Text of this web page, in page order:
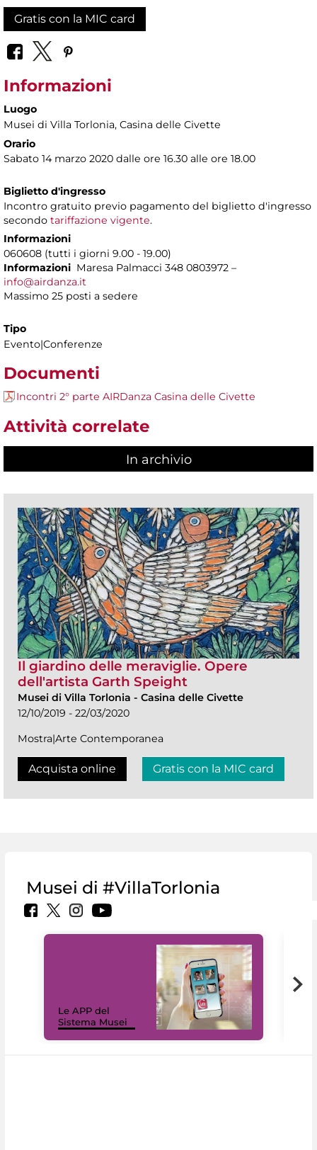
Gratis con la MIC card
Informazioni
Luogo
Musei di Villa Torlonia, Casina delle Civette
Orario
Sabato 14 marzo 2020 dalle ore 16.30 alle ore 18.00
Biglietto d'ingresso
Incontro gratuito previo pagamento del biglietto d'ingresso
secondo tariffazione vigente.
Informazioni
060608 (tutti i giorni 9.00 - 19.00)
Informazioni Maresa Palmacci 348 0803972 –
info@airdanza.it
Massimo 25 posti a sedere
Tipo
Evento|Conferenze
Documenti
Incontri 2° parte AIRDanza Casina delle Civette
Attività correlate
In archivio
Il giardino delle meraviglie. Opere
dell'artista Garth Speight
Musei di Villa Torlonia - Casina delle Civette
12/10/2019 - 22/03/2020
Mostra|Arte Contemporanea
Acquista online Gratis con la MIC card
Musei di #VillaTorlonia
Le APP del
Sistema Musei